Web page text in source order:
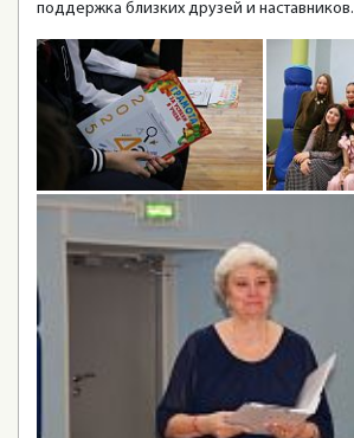
поддержка близких друзей и наставников.